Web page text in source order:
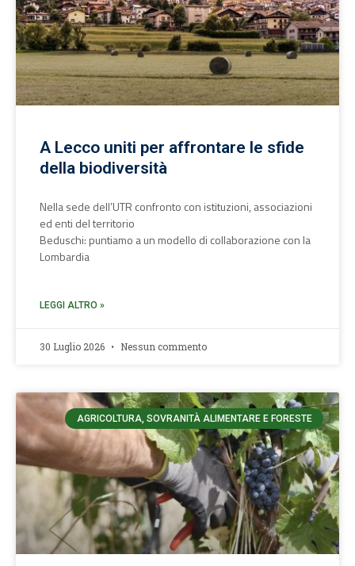
A Lecco uniti per affrontare le sfide
della biodiversità
Nella sede dell’UTR confronto con istituzioni, associazioni
ed enti del territorio
Beduschi: puntiamo a un modello di collaborazione con la
Lombardia
LEGGI ALTRO »
30 Luglio 2026 Nessun commento
AGRICOLTURA, SOVRANITÀ ALIMENTARE E FORESTE